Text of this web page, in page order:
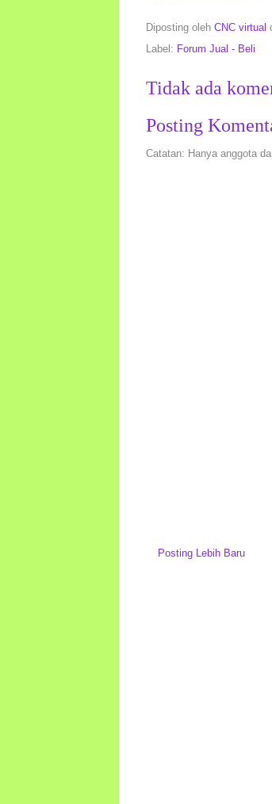
Diposting oleh CNC virtual
Label: Forum Jual - Beli
Tidak ada
Posting
Catatan: Hanya anggota
Posting Lebih Baru